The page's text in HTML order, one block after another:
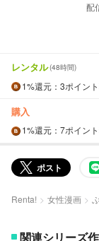
配
レンタル(48時間)
1%還元 ：3ポイン
購入
1%還元 ：7ポイン
ポスト
Renta! 女性漫画
関連シリーズ